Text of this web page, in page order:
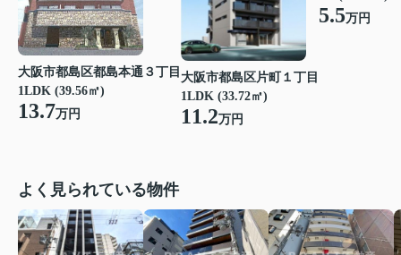
大阪市都島区都島本通３丁目
1LDK (39.56㎡)
13.7万円
大阪市都島区片町１丁目
1LDK (33.72㎡)
11.2万円
5.5万円
よく見られている物件